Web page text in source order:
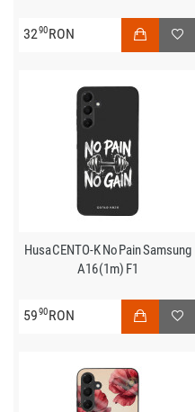
3290RON
Husa CENTO-K No Pain Samsung
A16 (1m) F1
5990RON